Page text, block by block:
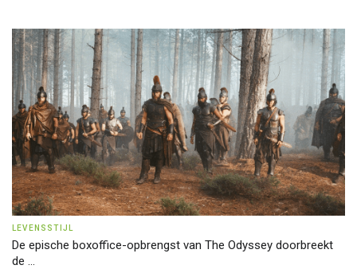
LEVENSSTIJL
De epische boxoffice-opbrengst van The Odyssey doorbreekt
de ...